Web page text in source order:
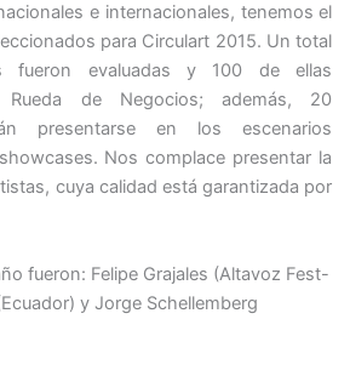
e internacionales, tenemos el
para Circulart 2015. Un total
fueron evaluadas y 100 de ellas
de Negocios; además, 20
presentarse en los escenarios
Nos complace presentar la
cuya calidad está garantizada por
fueron: Felipe Grajales (Altavoz Fest-
y Jorge Schellemberg